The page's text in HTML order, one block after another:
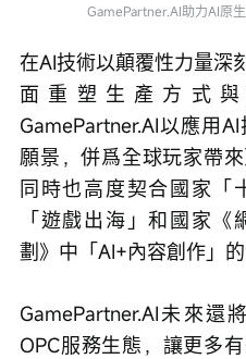
GamePartner.AI助力AI原
在AI技術以顛覆性力量深
面重塑生產方式
GamePartner.AI以應用
願景，併爲全球玩家帶
同時也高度契合國家「
「遊戲出海」和國家
劃》中「AI+內容創作」
GamePartner.AI未來還
OPC服務生態，讓更多